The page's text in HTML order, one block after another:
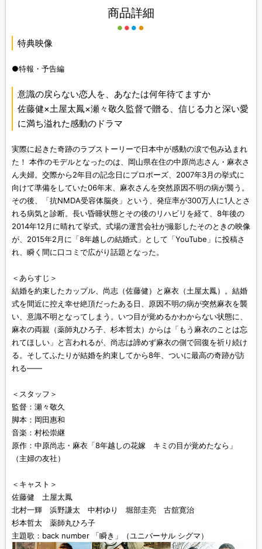
商品詳細
特典映像
●特報・予告編
意識の戻らない恋人を、あなたは何年待てますか
佐藤健×土屋太鳳×瀬々敬久監督で贈る、信じる力と深い愛
に満ち溢れた感動のドラマ
実際に起きた奇跡のラブストーリーで日本中が感動の涙で包み込まれ
た！ 本作のモデルとなったのは、岡山県在住の中原尚志さん・麻衣さ
ん夫婦。交際から2年目の記念日にプロポーズ、2007年3月の挙式に
向けて準備をしていた06年末、麻衣さんを突然原因不明の病が襲う。
その後、「抗NMDA受容体脳炎」という、発症率が300万人に1人とさ
れる病気と診断。長い昏睡状態とその後のリハビリを経て、8年後の
2014年12月に晴れて挙式。式場の運営会社が撮影したそのときの映像
が、2015年2月に「8年越しの結婚式」として「YouTube」に投稿さ
れ、瞬く間に口コミで広がり話題となった。
＜あらすじ＞
結婚を約束したカップル、尚志（佐藤健）と麻衣（土屋太鳳）。結婚
式を間近に控え幸せ絶頂だったある日、原因不明の病が突然麻衣を襲
い、意識不明となってしまう。いつ目が覚めるかわからない状態に、
麻衣の両親（薬師丸ひろ子、杉本哲太）からは「もう麻衣のことは忘
れてほしい」と言われるが、尚志は諦めず麻衣の側で回復を祈り続け
る。そしてふたりが結婚を約束してから8年、ついに最高の奇跡が訪
れる――
＜スタッフ＞
監督：瀬々敬久
脚本：岡田惠和
音楽：村松崇継
原作：中原尚志・麻衣「8年越しの花嫁 キミの目が覚めたなら」
（主婦の友社）
＜キャスト＞
佐藤健 土屋太鳳
北村一輝 浜野謙太 中村ゆり 堀部圭亮 古舘寛治
杉本哲太 薬師丸ひろ子
主題歌：back number 「瞬き」（ユニバーサル シグマ）